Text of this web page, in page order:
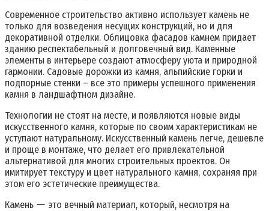
Современное строительство активно использует камень не
только для возведения несущих конструкций, но и для
декоративной отделки. Облицовка фасадов камнем придает
зданию респектабельный и долговечный вид. Каменные
элементы в интерьере создают атмосферу уюта и природной
гармонии. Садовые дорожки из камня, альпийские горки и
подпорные стенки – все это примеры успешного применения
камня в ландшафтном дизайне.
Технологии не стоят на месте, и появляются новые виды
искусственного камня, которые по своим характеристикам не
уступают натуральному. Искусственный камень легче, дешевле
и проще в монтаже, что делает его привлекательной
альтернативой для многих строительных проектов. Он
имитирует текстуру и цвет натурального камня, сохраняя при
этом его эстетические преимущества.
Камень ー это вечный материал, который, несмотря на